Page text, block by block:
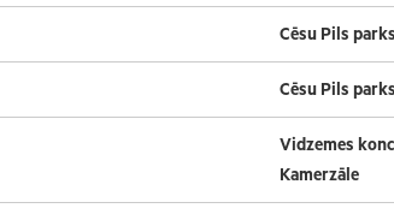
Cēsu Pils parks
Cēsu Pils parks
Vidzemes
Kamerzāle